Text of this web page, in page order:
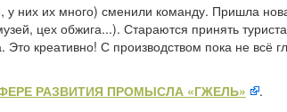
них их много) сменили команду. Пришла
цех обжига...). Стараются принять
креативно! С производством пока не всё
РАЗВИТИЯ ПРОМЫСЛА «ГЖЕЛЬ»
.